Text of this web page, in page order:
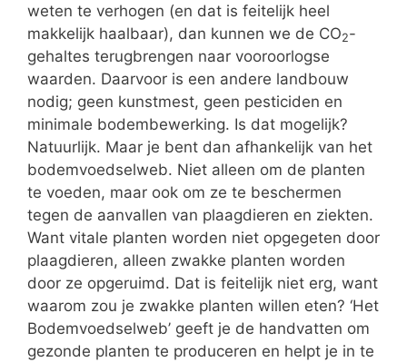
weten te verhogen (en dat is feitelijk heel
makkelijk haalbaar), dan kunnen we de CO2-
gehaltes terugbrengen naar vooroorlogse
waarden. Daarvoor is een andere landbouw
nodig; geen kunstmest, geen pesticiden en
minimale bodembewerking. Is dat mogelijk?
Natuurlijk. Maar je bent dan afhankelijk van het
bodemvoedselweb. Niet alleen om de planten
te voeden, maar ook om ze te beschermen
tegen de aanvallen van plaagdieren en ziekten.
Want vitale planten worden niet opgegeten door
plaagdieren, alleen zwakke planten worden
door ze opgeruimd. Dat is feitelijk niet erg, want
waarom zou je zwakke planten willen eten? ‘Het
Bodemvoedselweb’ geeft je de handvatten om
gezonde planten te produceren en helpt je in te